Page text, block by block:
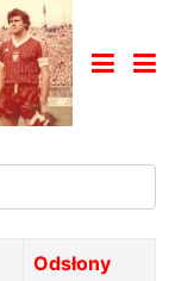
Odsłony